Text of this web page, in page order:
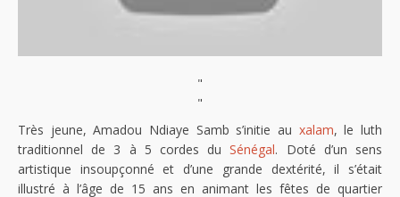
"
"
Très jeune, Amadou Ndiaye Samb s’initie au xalam, le luth
traditionnel de 3 à 5 cordes duSénégal. Doté d’un sens
artistique insoupçonné et d’une grande dextérité, il s’était
illustré à l’âge de 15 ans en animant les fêtes de quartier